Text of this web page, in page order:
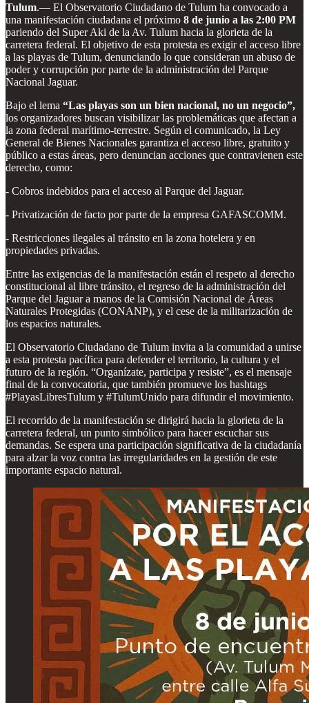
Tulum.— El Observatorio Ciudadano de Tulum ha convocado a
una manifestación ciudadana el próximo 8 de junio a las 2:00 PM
pariendo del Super Aki de la Av. Tulum hacia la glorieta de la
carretera federal. El objetivo de esta protesta es exigir el acceso libre
a las playas de Tulum, denunciando lo que consideran un abuso de
poder y corrupción por parte de la administración del Parque
Nacional Jaguar.
Bajo el lema “Las playas son un bien nacional, no un negocio”,
los organizadores buscan visibilizar las problemáticas que afectan a
la zona federal marítimo-terrestre. Según el comunicado, la Ley
General de Bienes Nacionales garantiza el acceso libre, gratuito y
público a estas áreas, pero denuncian acciones que contravienen este
derecho, como:
- Cobros indebidos para el acceso al Parque del Jaguar.
- Privatización de facto por parte de la empresa GAFASCOMM.
- Restricciones ilegales al tránsito en la zona hotelera y en
propiedades privadas.
Entre las exigencias de la manifestación están el respeto al derecho
constitucional al libre tránsito, el regreso de la administración del
Parque del Jaguar a manos de la Comisión Nacional de Áreas
Naturales Protegidas (CONANP), y el cese de la militarización de
los espacios naturales.
El Observatorio Ciudadano de Tulum invita a la comunidad a unirse
a esta protesta pacífica para defender el territorio, la cultura y el
futuro de la región. “Organízate, participa y resiste”, es el mensaje
final de la convocatoria, que también promueve los hashtags
#PlayasLibresTulum y #TulumUnido para difundir el movimiento.
El recorrido de la manifestación se dirigirá hacia la glorieta de la
carretera federal, un punto simbólico para hacer escuchar sus
demandas. Se espera una participación significativa de la ciudadanía
para alzar la voz contra las irregularidades en la gestión de este
importante espacio natural.